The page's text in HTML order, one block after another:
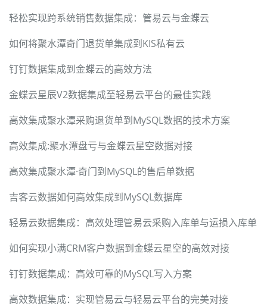
轻松实现跨系统销售数据集成：管易云与金蝶云
如何将聚水潭奇门退货单集成到KIS私有云
钉钉数据集成到金蝶云的高效方法
金蝶云星辰V2数据集成至轻易云平台的最佳实践
高效集成聚水潭采购退货单到MySQL数据的技术方案
高效集成:聚水潭盘亏与金蝶云星空数据对接
高效集成聚水潭·奇门到MySQL的售后单数据
吉客云数据如何高效集成到MySQL数据库
轻易云数据集成：高效处理管易云采购入库单与运损入库单
如何实现小满CRM客户数据到金蝶云星空的高效对接
钉钉数据集成：高效可靠的MySQL写入方案
高效数据集成：实现管易云与轻易云平台的完美对接